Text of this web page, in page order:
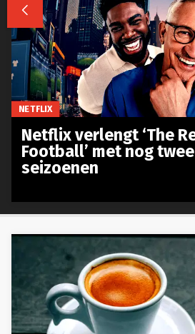

NETFLIX
Netflix verlengt ‘The
Football’ met nog twee
seizoenen